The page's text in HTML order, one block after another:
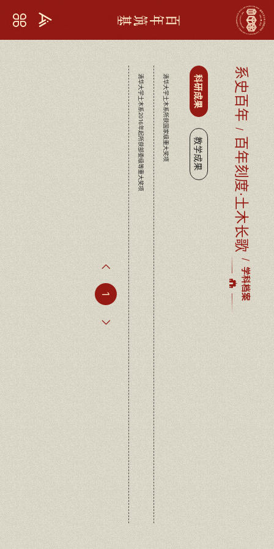
百年筑基
系史百年
百年刻度·土木长歌
学科档案
科研成果
教学成果
清华大学土木系所获国家级重大奖项
清华大学土木系2016年起所获部委级等重大奖项
1